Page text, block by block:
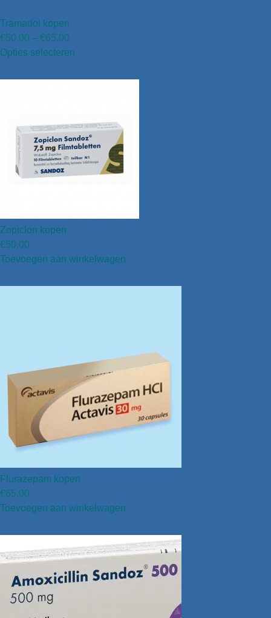
Tramadol kopen
€50.00 – €65.00
Opties selecteren
Zopiclon kopen
€50.00
Toevoegen aan winkelwagen
Flurazepam kopen
€65.00
Toevoegen aan winkelwagen